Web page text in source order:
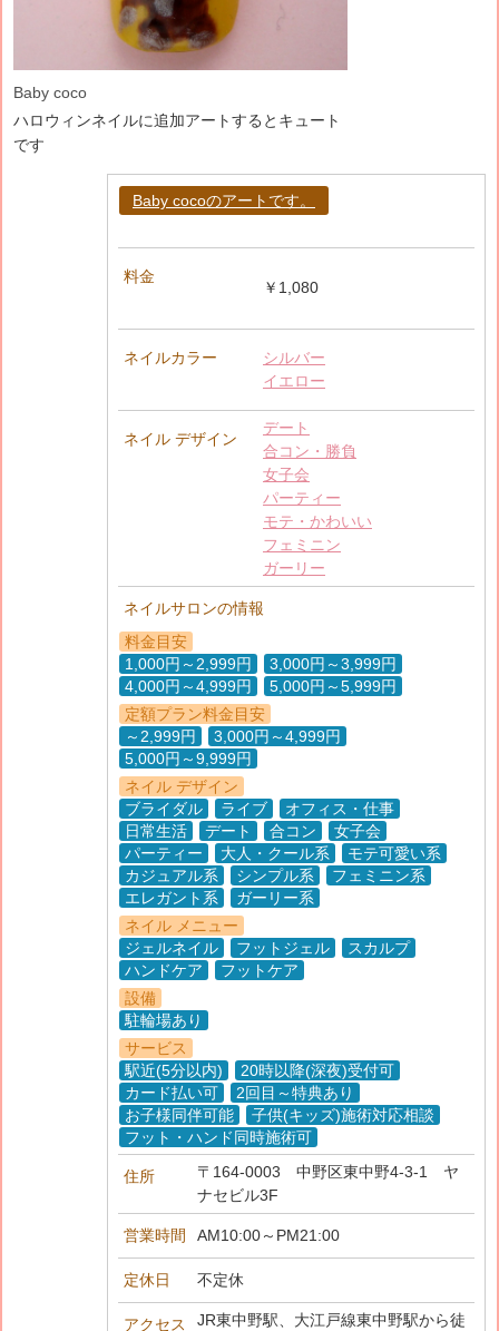
Baby coco
ハロウィンネイルに追加アートするとキュート
です
Baby cocoのアートです。
料金
￥1,080
ネイルカラー
シルバー
イエロー
ネイル デザイン
デート
合コン・勝負
女子会
パーティー
モテ・かわいい
フェミニン
ガーリー
ネイルサロンの情報
料金目安
1,000円～2,999円
3,000円～3,999円
4,000円～4,999円
5,000円～5,999円
定額プラン料金目安
～2,999円
3,000円～4,999円
5,000円～9,999円
ネイル デザイン
ブライダル
ライブ
オフィス・仕事
日常生活
デート 合コン
女子会
パーティー
大人・クール系
モテ可愛い系
カジュアル系
シンプル系
フェミニン系
エレガント系
ガーリー系
ネイル メニュー
ジェルネイル
フットジェル
スカルプ
ハンドケア
フットケア
設備
駐輪場あり
サービス
駅近(5分以内)
20時以降(深夜)受付可
カード払い可
2回目～特典あり
お子様同伴可能
子供(キッズ)施術対応相談
フット・ハンド同時施術可
住所
〒164-0003 中野区東中野4-3-1 ヤ
ナセビル3F
営業時間 AM10:00～PM21:00
定休日 不定休
アクセス JR東中野駅、大江戸線東中野駅から徒